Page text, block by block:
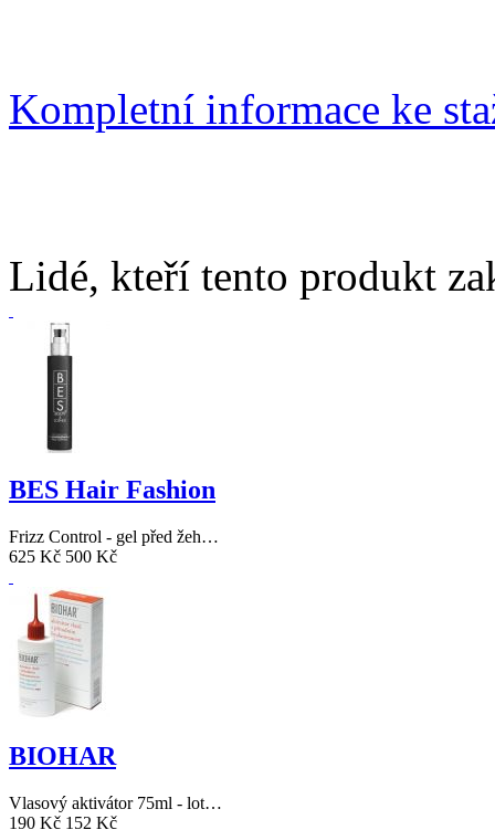
Kompletní informace ke
Lidé, kteří tento produkt
BES Hair Fashion
Frizz Control - gel před žeh…
625 Kč 500 Kč
BIOHAR
Vlasový aktivátor 75ml - lot…
190 Kč 152 Kč